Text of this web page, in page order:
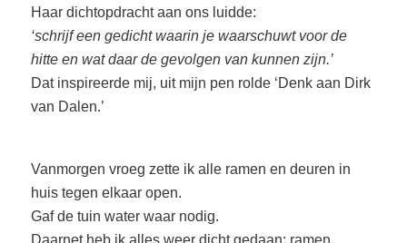
Haar dichtopdracht aan ons luidde:
‘schrijf een gedicht waarin je waarschuwt voor de
hitte en wat daar de gevolgen van kunnen zijn.’
Dat inspireerde mij, uit mijn pen rolde ‘Denk aan Dirk
van Dalen.’
Vanmorgen vroeg zette ik alle ramen en deuren in
huis tegen elkaar open.
Gaf de tuin water waar nodig.
Daarnet heb ik alles weer dicht gedaan: ramen,